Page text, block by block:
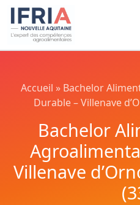
Accueil » Bachelor
Durable – Villenave
Bachelor
Villenave